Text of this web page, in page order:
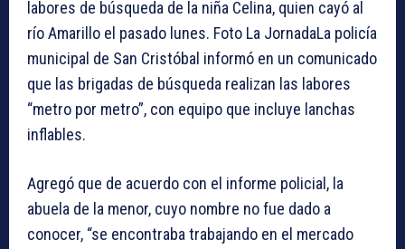
labores de búsqueda de la niña Celina, quien cayó al
río Amarillo el pasado lunes. Foto La JornadaLa policía
municipal de San Cristóbal informó en un comunicado
que las brigadas de búsqueda realizan las labores
“metro por metro”, con equipo que incluye lanchas
inflables.
Agregó que de acuerdo con el informe policial, la
abuela de la menor, cuyo nombre no fue dado a
conocer, “se encontraba trabajando en el mercado